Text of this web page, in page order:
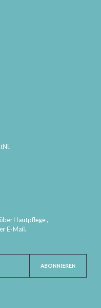
Hautpflege ,
E-Mail.
ABONNIEREN